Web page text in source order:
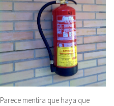
Parece mentira que haya que